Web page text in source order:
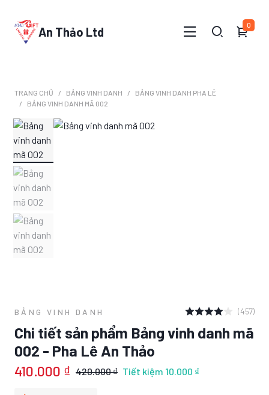
An Thảo Ltd 0
TRANG CHỦ BẢNG VINH DANH
BẢNG VINH DANH PHA LÊ
BẢNG VINH DANH MÃ 002
BẢNG VINH DANH (457)
Chi tiết sản phẩm Bảng vinh danh mã
002 - Pha Lê An Thảo
410.000 ₫ 420.000 ₫ Tiết kiệm 10.000 ₫